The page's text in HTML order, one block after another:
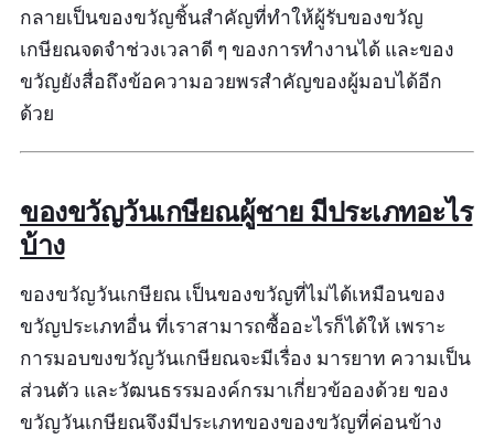
กลายเป็นของขวัญชิ้นสำคัญที่ทำให้ผู้รับของขวัญ
เกษียณจดจำช่วงเวลาดี ๆ ของการทำงานได้ และของ
ขวัญยังสื่อถึงข้อความอวยพรสำคัญของผู้มอบได้อีก
ด้วย
ของขวัญวันเกษียณผู้ชาย มีประเภทอะไร
บ้าง
ของขวัญวันเกษียณ เป็นของขวัญที่ไม่ได้เหมือนของ
ขวัญประเภทอื่น ที่เราสามารถซื้ออะไรก็ได้ให้ เพราะ
การมอบขงขวัญวันเกษียณจะมีเรื่อง มารยาท ความเป็น
ส่วนตัว และวัฒนธรรมองค์กรมาเกี่ยวข้อองด้วย ของ
ขวัญวันเกษียณจึงมีประเภทของของขวัญที่ค่อนข้าง